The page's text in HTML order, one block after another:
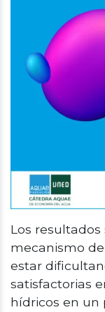
Los
mecanismo
estar
satisfactorias
hídricos en un